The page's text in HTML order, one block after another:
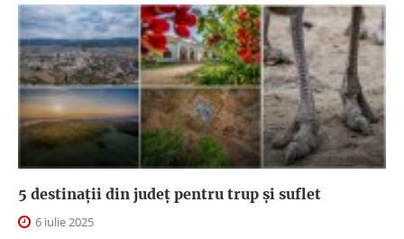
5 destinații din județ pentru trup și suflet
6 iulie 2025